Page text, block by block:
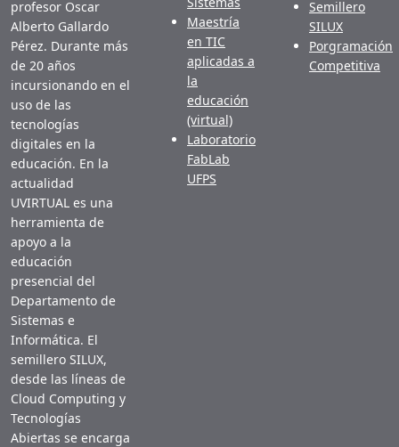
profesor Oscar
Alberto Gallardo
Pérez. Durante más
de 20 años
incursionando en el
uso de las
tecnologías
digitales en la
educación. En la
actualidad
UVIRTUAL es una
herramienta de
apoyo a la
educación
presencial del
Departamento de
Sistemas e
Informática. El
semillero SILUX,
desde las líneas de
Cloud Computing y
Tecnologías
Abiertas se encarga
Maestría
en TIC
aplicadas a
la
educación
(virtual)
Laboratorio
FabLab
UFPS
Semillero
SILUX
Porgramación
Competitiva